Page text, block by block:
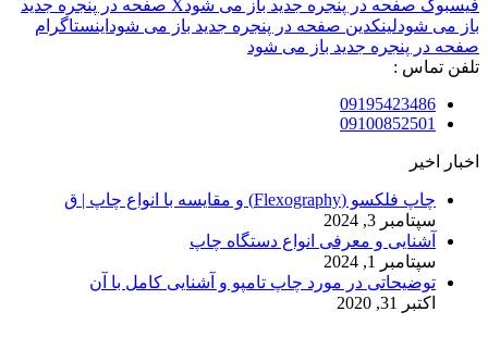
فیسبوک صفحه در پنجره جدید باز می شود
X صفحه در پنجره جدید
باز می شودلینکدین صفحه در پنجره جدید باز می شود اینستاگرام
صفحه در پنجره جدید باز می شود
تلفن تماس :
09195423486
09100852501
اخبار اخیر
چاپ فلکسو (Flexography) و مقایسه با انواع چاپ | ق
سپتامبر 3, 2024
آشنایی و معرفی انواع دستگاه چاپ
سپتامبر 1, 2024
توضیحاتی در مورد چاپ تامپو و آشنایی کامل با آن
اکتبر 31, 2020